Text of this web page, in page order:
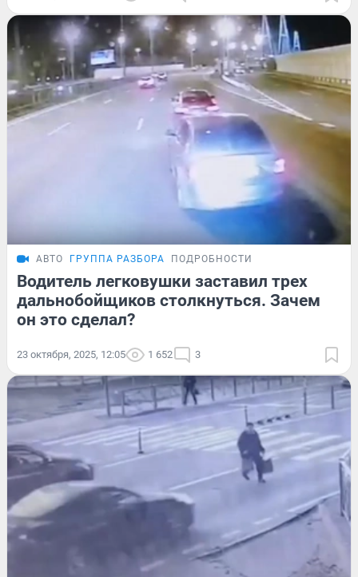
АВТО ГРУППА РАЗБОРА ПОДРОБНОСТИ
Водитель легковушки заставил трех
дальнобойщиков столкнуться. Зачем
он это сделал?
23 октября, 2025, 12:05 1 652 3